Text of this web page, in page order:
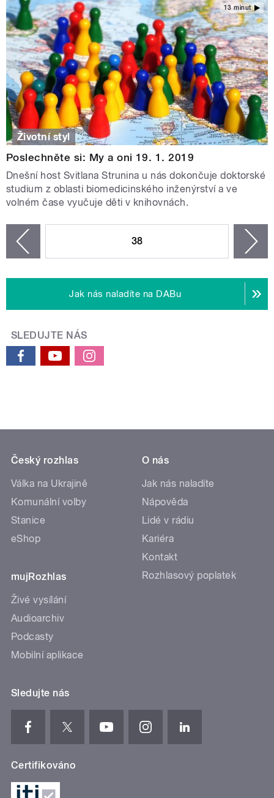
13 minut
Životní styl
Poslechněte si: My a oni 19. 1. 2019
Dnešní host Svitlana Strunina u nás dokončuje doktorské
studium z oblasti biomedicinského inženýrství a ve
volném čase vyučuje děti v knihovnách.
38
Jak nás naladíte na DABu
SLEDUJTE NÁS
Český rozhlas
Válka na Ukrajině
Komunální volby
Stanice
eShop
mujRozhlas
Živé vysílání
Audioarchiv
Podcasty
Mobilní aplikace
O nás
Jak nás naladíte
Nápověda
Lidé v rádiu
Kariéra
Kontakt
Rozhlasový poplatek
Sledujte nás
Certifikováno